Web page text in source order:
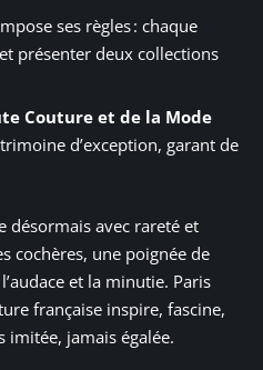
ses règles : chaque
présenter deux collections
Couture et de la Mode
d’exception, garant de
désormais avec rareté et
cochères, une poignée de
et la minutie. Paris
française inspire, fascine,
imitée, jamais égalée.